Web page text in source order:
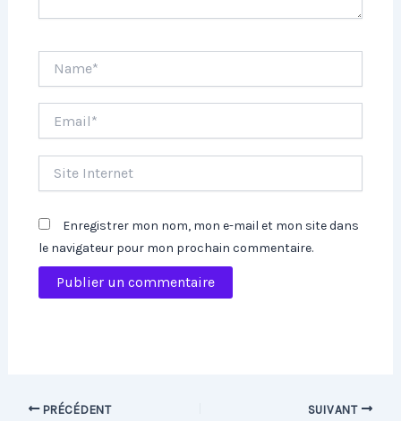
Internet
Enregistrer mon nom, mon e-mail et mon site dans
le navigateur pour mon prochain commentaire.
PRÉCÉDENT SUIVANT